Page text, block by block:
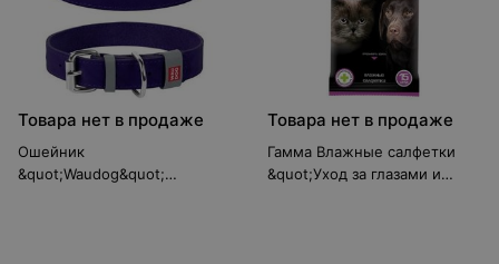
Товара нет в продаже
Ошейник
&quot;Waudog&quot;
Товара нет в продаже
Гамма Влажные салфетки
&quot;Уход за глазами и